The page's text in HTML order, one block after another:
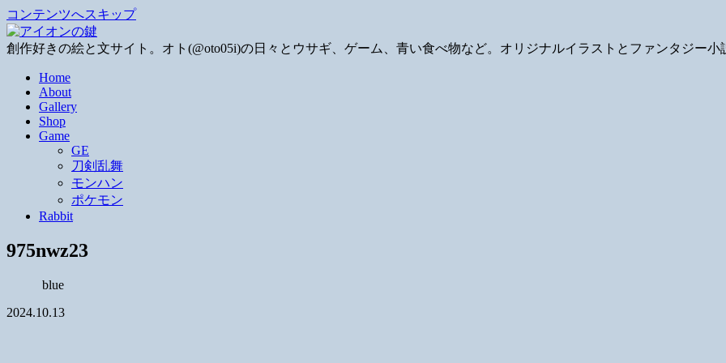
コンテンツへスキップ
創作好きの絵と文サイト。オト(@oto05i)の日々とウサギ、ゲーム、青い食べ物など。オリジナルイラストとファンタジー小
Home
About
Gallery
Shop
Game
GE
刀剣乱舞
モンハン
ポケモン
Rabbit
975nwz23
blue
2024.10.13